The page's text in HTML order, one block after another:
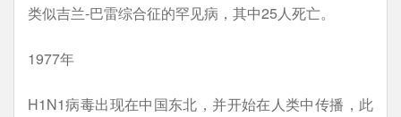
类似吉兰-巴雷综合征的罕见病，其中25人死亡。
1977年
H1N1病毒出现在中国东北，并开始在人类中传播，此